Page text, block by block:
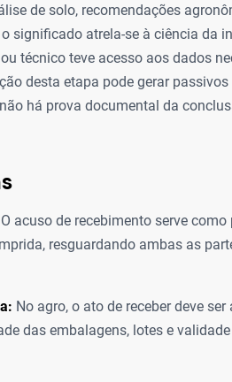
de solo, recomendações
significado atrela-se à ciência da
técnico teve acesso aos dados
desta etapa pode gerar
há prova documental da
O acuso de recebimento serve
resguardando ambas as
No agro, o ato de receber deve
das embalagens, lotes e